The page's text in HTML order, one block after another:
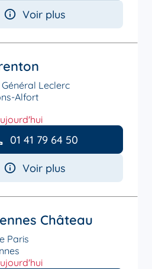
Voir plus
Leclerc
Alfort
01 41 79 64 50
Voir plus
Château
Paris